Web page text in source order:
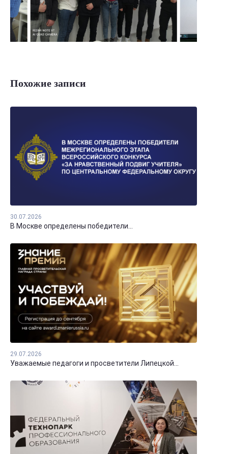
Похожие записи
30.07.2026
В Москве определены победители...
29.07.2026
Уважаемые педагоги и просветители Липецкой...